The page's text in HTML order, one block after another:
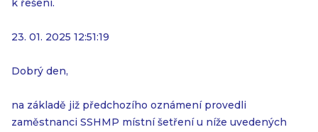
k řešení.
23. 01. 2025 12:51:19
Dobrý den,
na základě již předchozího oznámení provedli
zaměstnanci SSHMP místní šetření u níže uvedených